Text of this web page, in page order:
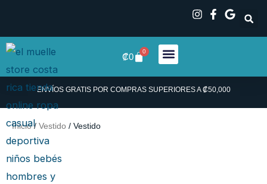
contenido
₡0
0
Carrito
ENVÍOS GRATIS POR COMPRAS SUPERIORES A ₡50,000
Inicio/ Vestido / Vestido